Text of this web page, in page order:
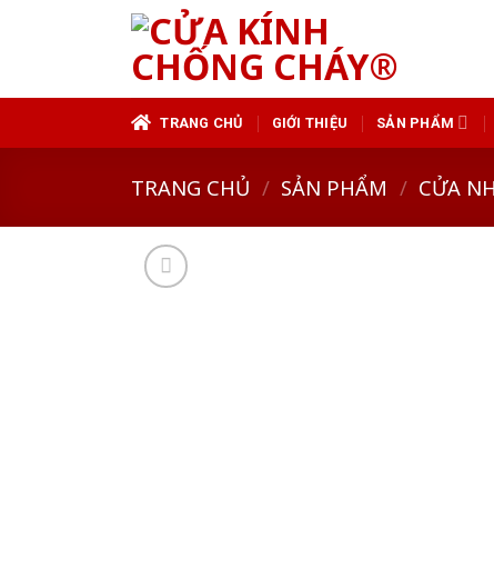
TRANG CHỦ GIỚI THIỆU SẢN PHẨM
TRANG CHỦ / SẢN PHẨM / CỬA